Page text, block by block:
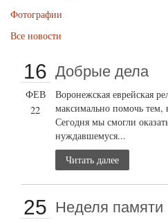
Фотографии
Все новости
16
ФЕВ
22
Добрые дела
Воронежская еврейская
максимально помочь тем,
Сегодня мы смогли
нуждавшемуся...
Читать далее
25 Неделя памяти